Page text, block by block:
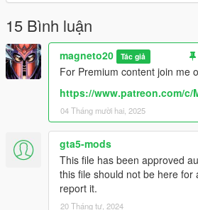
15 Bình luận
magneto20 Tác giả
For Premium content join me
https://www.patreon.com/c/
04 Tháng mười hai, 2025
gta5-mods
This file has been approved
this file should not be here for
report it.
20 Tháng tư, 2024